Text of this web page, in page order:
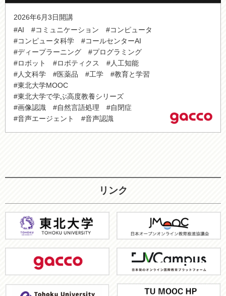
2026年6月3日開講
#AI
#コミュニケーション
#コンピュータ
#コンピュータ科学
#コールセンターAI
#ディープラーニング
#プログラミング
#ロボット
#ロボティクス
#人工知能
#人文科学
#医薬品 #工学
#教育と学習
#東北大学MOOC
#東北大学で学ぶ高度教養シリーズ
#画像認識
#自然言語処理
#自閉症
#音声エージェント
#音声認識
リンク
JMOOC
Campus